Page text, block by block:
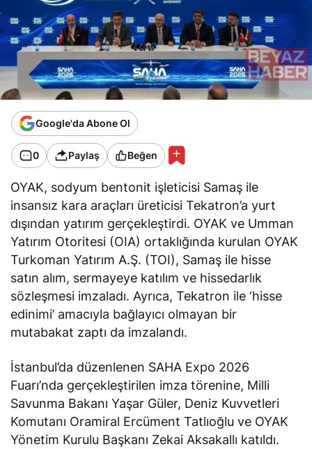
Google'da Abone Ol
0 Paylaş Beğen
OYAK, sodyum bentonit işleticisi Samaş ile
insansız kara araçları üreticisi Tekatron’a yurt
dışından yatırım gerçekleştirdi. OYAK ve Umman
Yatırım Otoritesi (OIA) ortaklığında kurulan OYAK
Turkoman Yatırım A.Ş. (TOI), Samaş ile hisse
satın alım, sermayeye katılım ve hissedarlık
sözleşmesi imzaladı. Ayrıca, Tekatron ile ‘hisse
edinimi’ amacıyla bağlayıcı olmayan bir
mutabakat zaptı da imzalandı.
İstanbul’da düzenlenen SAHA Expo 2026
Fuarı’nda gerçekleştirilen imza törenine, Milli
Savunma Bakanı Yaşar Güler, Deniz Kuvvetleri
Komutanı Oramiral Ercüment Tatlıoğlu ve OYAK
Yönetim Kurulu Başkanı Zekai Aksakallı katıldı.